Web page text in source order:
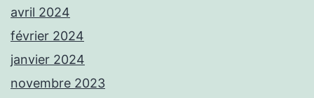
avril 2024
février 2024
janvier 2024
novembre 2023